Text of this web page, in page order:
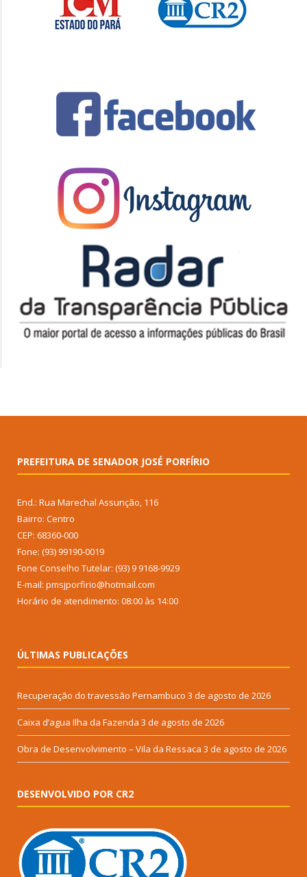
PREFEITURA DE SENADOR JOSÉ PORFÍRIO
End.: Rua Marechal Assunção, 116
Bairro: Centro
CEP: 68360-000
Fone: (93) 99190-0019
Fone Conselho Tutelar: (93) 9 9168-9929
E-mail: pmsjporfirio@hotmail.com
Horário de atendimento: 08:00 às 14:00
ÚLTIMAS PUBLICAÇÕES
Recuperação do travessão Pernambuco 3 de agosto de 2026
Caixa d’agua Ilha da Fazenda 3 de agosto de 2026
Obra de Desenvolvimento – Vila da Ressaca 3 de agosto de 2026
DESENVOLVIDO POR CR2